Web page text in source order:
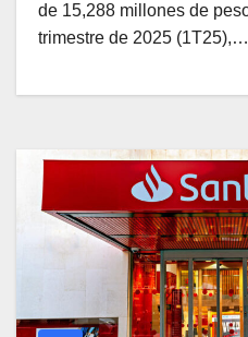
de 15,288 millones de
trimestre de 2025 (1T25),…